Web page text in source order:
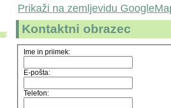
Prikaži na zemljevidu
Kontaktni obrazec
Ime in priimek:
E-pošta:
Telefon: